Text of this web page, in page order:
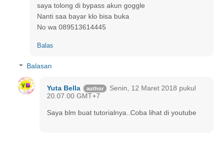
saya tolong di bypass akun goggle
Nanti saa bayar klo bisa buka
No wa 089513614445
Balas
Balasan
Yuta Bella
Senin, 12 Maret 2018 pukul
20.07.00 GMT+7
Saya blm buat tutorialnya..Coba lihat di youtube